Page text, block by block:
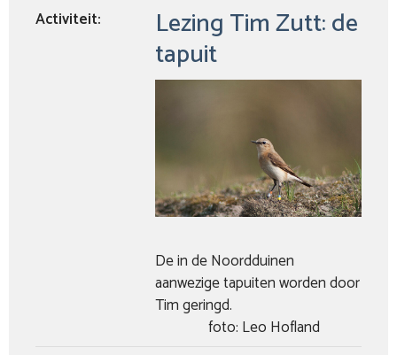
Activiteit: Lezing Tim Zutt: de
tapuit
De in de Noordduinen
aanwezige tapuiten worden door
Tim geringd.
foto: Leo Hofland